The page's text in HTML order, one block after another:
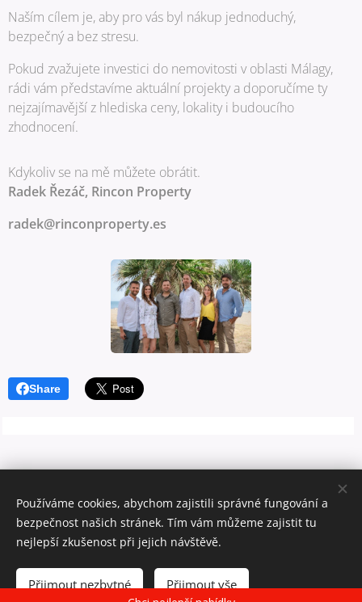
Naším cílem je, aby pro vás byl nákup jednoduchý,
bezpečný a bez stresu.
Pokud zvažujete investici do nemovitosti v oblasti Málagy,
rádi vám představíme aktuální projekty a doporučíme ty
nejzajímavější z hlediska ceny, lokality i budoucího
zhodnocení.
Kdykoliv se na mě můžete obrátit.
Radek Řezáč, Rincon Property
radek@rinconproperty.es
Share
© 2021-2026 Všechna práva vyhrazena
Právní informace
Cookies
Čeština
Español
Používáme cookies, abychom zajistili správné fungování a
bezpečnost našich stránek. Tím vám můžeme zajistit tu
nejlepší zkušenost při jejich návštěvě.
Přijmout nezbytné Přijmout vše